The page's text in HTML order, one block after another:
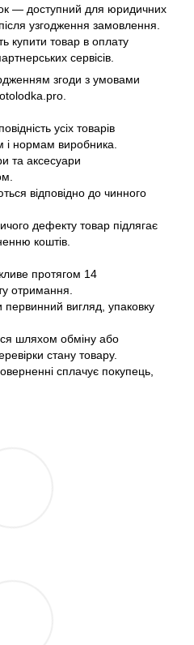
— доступний для юридичних
узгодження замовлення.
купити товар в оплату
сервісів.
згоди з умовами
усіх товарів
і нормам виробника.
та аксесуари
відповідно до чинного
дефекту товар підлягає
коштів.
протягом 14
отримання.
вигляд, упаковку
шляхом обміну або
стану товару.
сплачує покупець,